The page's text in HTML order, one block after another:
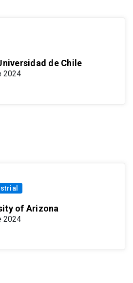
de Chile
2024
of Arizona
2024